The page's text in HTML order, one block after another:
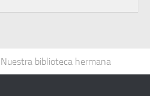
Nuestra biblioteca hermana